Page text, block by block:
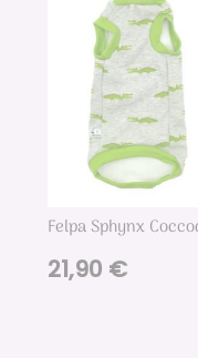
Felpa Sphynx
21,90 €